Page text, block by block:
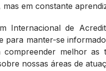
em constante
Internacional de
para manter-se
melhor as
nossas áreas de